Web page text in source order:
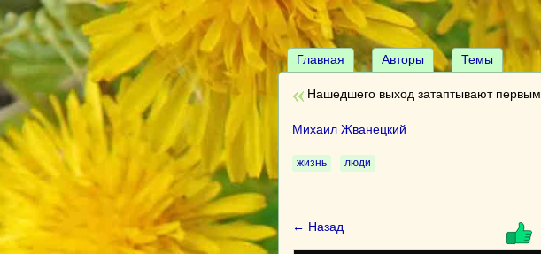
Главная Авторы Темы
Нашедшего выход затаптывают первым.
Михаил Жванецкий
жизнь люди
← Назад